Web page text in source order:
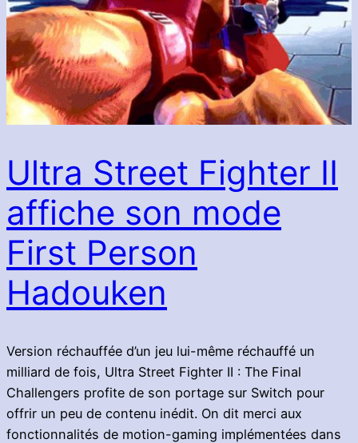
Ultra Street Fighter II
affiche son mode
First Person
Hadouken
Version réchauffée d’un jeu lui-même réchauffé un
milliard de fois, Ultra Street Fighter II : The Final
Challengers profite de son portage sur Switch pour
offrir un peu de contenu inédit. On dit merci aux
fonctionnalités de motion-gaming implémentées dans